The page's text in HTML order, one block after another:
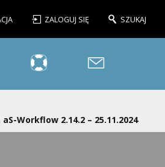
ZALOGUJ SIĘ SZUKAJ
Workflow 2.14.2 – 25.11.2024